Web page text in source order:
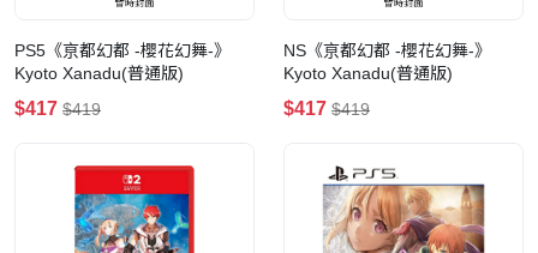
PS5《亰都幻都 -櫻花幻舞-》
Kyoto Xanadu(普通版)
$417 $419
NS《亰都幻都 -櫻花幻舞-》
Kyoto Xanadu(普通版)
$417 $419